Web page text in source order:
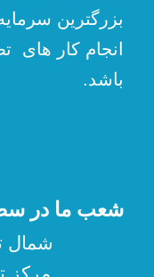
بزرگترین
انجام کار های
باشد.
شعب ما در
شمال